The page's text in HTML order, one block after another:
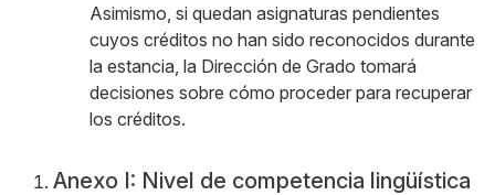
Asimismo, si quedan asignaturas pendientes
cuyos créditos no han sido reconocidos durante
la estancia, la Dirección de Grado tomará
decisiones sobre cómo proceder para recuperar
los créditos.
Anexo I: Nivel de competencia lingüística